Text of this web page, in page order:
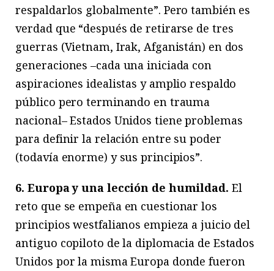
respaldarlos globalmente”. Pero también es
verdad que “después de retirarse de tres
guerras (Vietnam, Irak, Afganistán) en dos
generaciones –cada una iniciada con
aspiraciones idealistas y amplio respaldo
público pero terminando en trauma
nacional– Estados Unidos tiene problemas
para definir la relación entre su poder
(todavía enorme) y sus principios”.
6. Europa y una lección de humildad. El
reto que se empeña en cuestionar los
principios westfalianos empieza a juicio del
antiguo copiloto de la diplomacia de Estados
Unidos por la misma Europa donde fueron